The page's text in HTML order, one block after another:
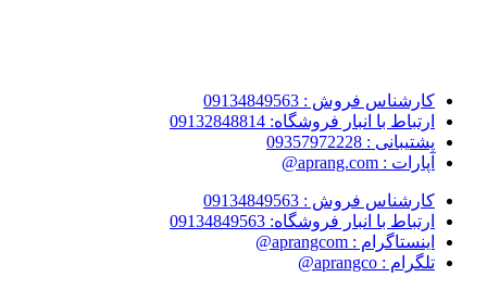
کارشناس فروش : 09134849563
ارتباط با انبار فروشگاه: 09132848814
پشتیبانی : 09357972228
آپارات : aprang.com@
کارشناس فروش : 09134849563
ارتباط با انبار فروشگاه: 09134849563
اینستاگرام : aprangcom@
تلگرام : aprangco@